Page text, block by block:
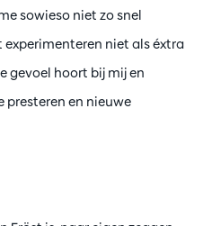
sowieso niet zo snel
niet als éxtra
gevoel hoort bij mij en
presteren en nieuwe